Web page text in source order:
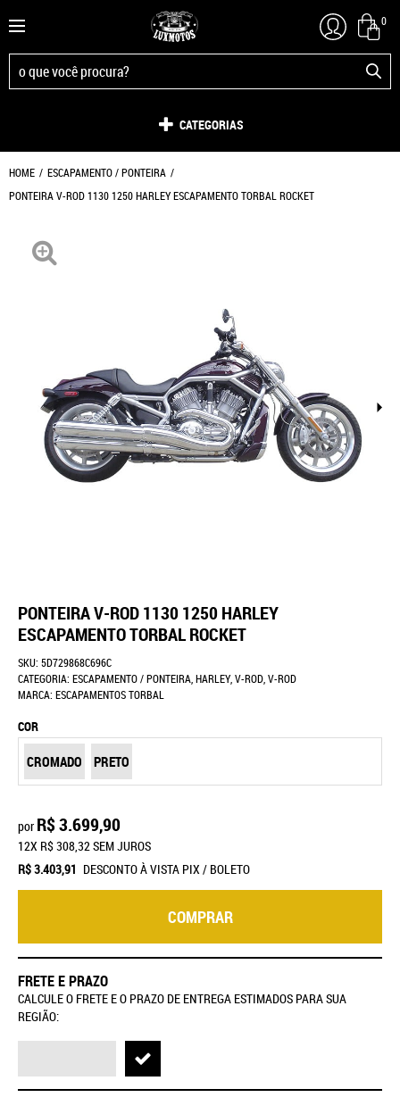
0
CATEGORIAS
HOME
ESCAPAMENTO / PONTEIRA
PONTEIRA V-ROD 1130 1250 HARLEY ESCAPAMENTO TORBAL ROCKET
PONTEIRA V-ROD 1130 1250 HARLEY
ESCAPAMENTO TORBAL ROCKET
SKU: 5D729868C696C
CATEGORIA: ESCAPAMENTO / PONTEIRA HARLEY, V-ROD V-ROD
MARCA: ESCAPAMENTOS TORBAL
COR
CROMADO PRETO
por R$ 3.699,90
R$ 3.403,91 DESCONTO À VISTA PIX / BOLETO
12X R$ 308,32SEM JUROS
COMPRAR
FRETE E PRAZO
CALCULE O FRETE E O PRAZO DE ENTREGA ESTIMADOS PARA SUA
REGIÃO: